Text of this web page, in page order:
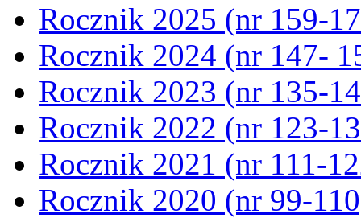
Rocznik 2025 (nr 159-
Rocznik 2024 (nr 147-
Rocznik 2023 (nr 135-
Rocznik 2022 (nr 123-
Rocznik 2021 (nr 111-
Rocznik 2020 (nr 99-